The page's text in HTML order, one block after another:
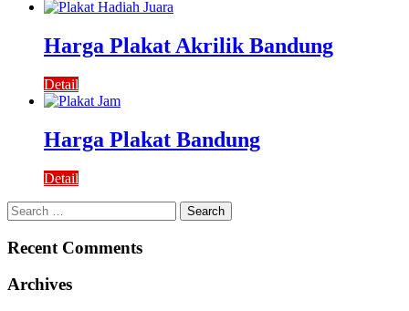
Harga Plakat Akrilik Bandung
Detail
Harga Plakat Bandung
Detail
Search
for:
Recent Comments
Archives